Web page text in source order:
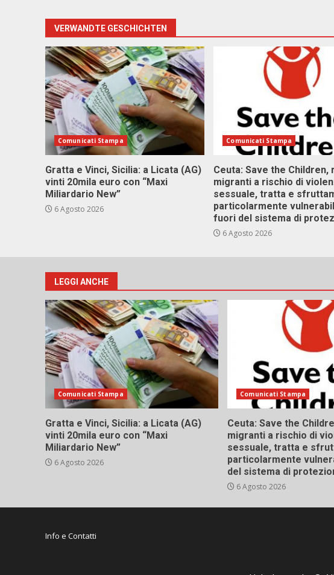
VERWANDTE GESCHICHTEN
Comunicati Stampa
Gratta e Vinci, Sicilia: a Licata (AG)
vinti 20mila euro con “Maxi
Miliardario New”
6 Agosto 2026
Comunicati Stampa
Ceuta: Save the Children,
migranti a rischio di
sessuale, tratta e
particolarmente
fuori del sistema di
6 Agosto 2026
LEGGI ANCHE
Comunicati Stampa
Gratta e Vinci, Sicilia: a Licata (AG)
vinti 20mila euro con “Maxi
Miliardario New”
6 Agosto 2026
Comunicati Stampa
Ceuta: Save the
migranti a rischio di
sessuale, tratta e
particolarmente
del sistema di
6 Agosto 2026
Info e Contatti